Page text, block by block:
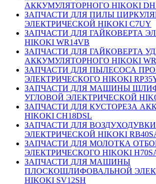
АККУМУЛЯТОРНОГО HIKOKI
ЗАПЧАСТИ ДЛЯ ПИЛЫ
ЭЛЕКТРИЧЕСКОЙ HIKOKI C7UY
ЗАПЧАСТИ ДЛЯ ГАЙКОВЕРТА
HIKOKI WR14VB
ЗАПЧАСТИ ДЛЯ ГАЙКОВЕРТА
АККУМУЛЯТОРНОГО HIKOKI
ЗАПЧАСТИ ДЛЯ ПЫЛЕСОСА
ЭЛЕКТРИЧЕСКОГО HIKOKI
ЗАПЧАСТИ ДЛЯ МАШИНЫ
УГЛОВОЙ ЭЛЕКТРИЧЕСКОЙ
ЗАПЧАСТИ ДЛЯ КУСТОРЕЗА
HIKOKI CH18DSL
ЗАПЧАСТИ ДЛЯ ВОЗДУХОДУВКИ
ЭЛЕКТРИЧЕСКОЙ HIKOKI
ЗАПЧАСТИ ДЛЯ МОЛОТКА
ЭЛЕКТРИЧЕСКОГО HIKOKI
ЗАПЧАСТИ ДЛЯ МАШИНЫ
ПЛОСКОШЛИФОВАЛЬНОЙ
HIKOKI SV12SH